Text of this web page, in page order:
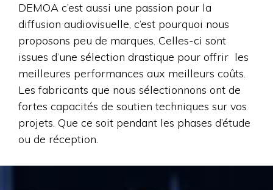
DEMOA c’est aussi une passion pour la
diffusion audiovisuelle, c’est pourquoi nous
proposons peu de marques. Celles-ci sont
issues d’une sélection drastique pour offrir les
meilleures performances aux meilleurs coûts.
Les fabricants que nous sélectionnons ont de
fortes capacités de soutien techniques sur vos
projets. Que ce soit pendant les phases d’étude
ou de réception.